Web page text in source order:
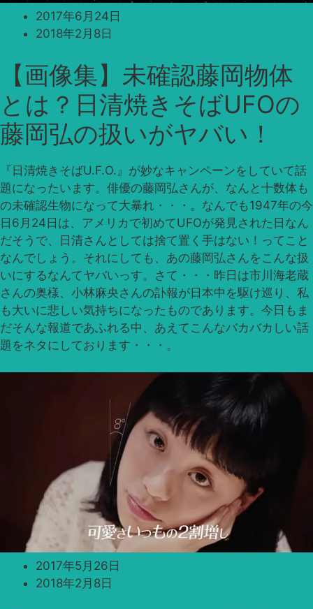
2017年6月24日
2018年2月8日
【画像集】未確認藤岡物体
とは？日清焼きそばUFOの
藤岡弘の扱いがヤバい！
『日清焼きそばU.F.O.』が妙なキャンペーンをしていて話
題になったいます。俳優の藤岡弘さんが、なんと十数体も
の未確認生物になって大暴れ・・・。なんでも1947年の今
日6月24日は、アメリカで初めてUFOが発見された日なん
だそうで、日清さんとしては捨て置く手はない！ってこと
なんでしょう。それにしても、あの藤岡弘さんをこんな扱
いにするなんてヤバいっす。さて・・・昨日は市川海老蔵
さんの奥様、小林麻央さんの訃報が日本中を駆け巡り、私
も大いに悲しい気持ちになったものであります。今日もま
だそんな報道であふれる中、あえてこんなバカバカしい話
題をネタにしております・・・。
2017年5月26日
2018年2月8日